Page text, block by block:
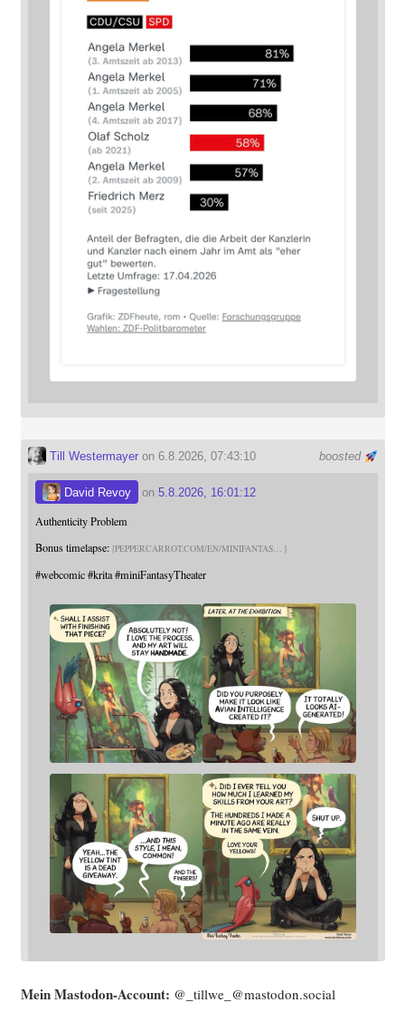
boosted
Till Westermayeron 6.8.2026, 07:43:10
David Revoy on 5.8.2026, 16:01:12
Authenticity Problem
Bonus timelapse: PEPPERCARROT.COM/EN/MINIFANTAS
#webcomic #krita #miniFantasyTheater
Mein Mast­o­don-Account: @_tillwe_@mastodon.social